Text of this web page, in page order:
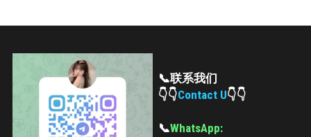
Mount Austin 2
Rosmerah
Taman Daya
📞联系我们
👇👇Contact U👇👇
📞WhatsApp: